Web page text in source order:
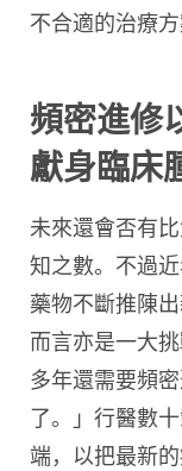
不合適的治療方
頻密進修
獻身臨床
未來還會否有
知之數。不過
藥物不斷推陳
而言亦是一大
多年還需要頻
了。」行醫數
端，以把最新